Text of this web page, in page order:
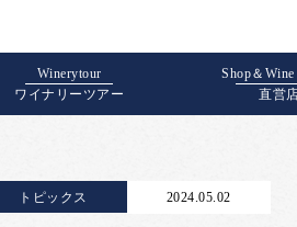
Winerytour
ワイナリーツアー
Shop＆
直営
トピックス 2024.05.02